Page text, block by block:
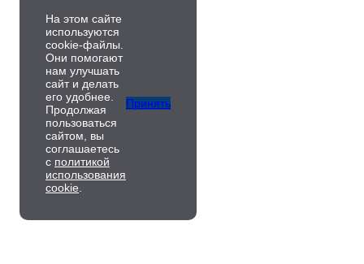
На этом сайте
используются
cookie-файлы.
Они помогают
нам улучшать
сайт и делать
его удобнее.
Продолжая
пользоваться
сайтом, вы
соглашаетесь
с политикой
использования
cookie
Принять